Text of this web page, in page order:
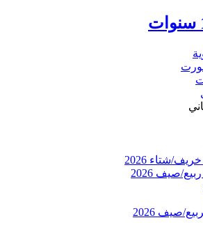
شتاء 2026
صيف 2026
صيف 2026